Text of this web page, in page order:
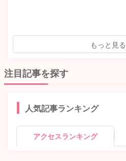
もっと見る
注目記事を探す
人気記事ランキング
アクセスランキング